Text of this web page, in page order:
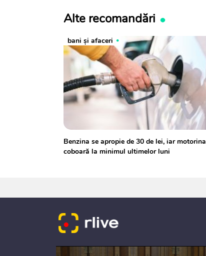
Alte recomandări
bani și afaceri
Benzina se apropie de 30 de lei, iar motorina
coboară la minimul ultimelor luni